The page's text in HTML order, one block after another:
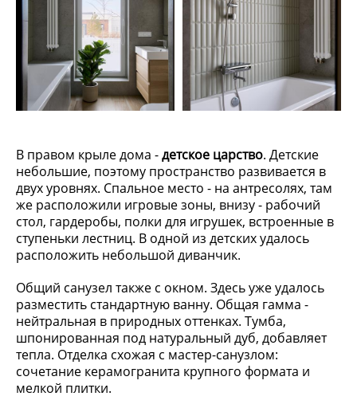
В правом крыле дома -детское царство. Детские
небольшие, поэтому пространство развивается в
двух уровнях. Спальное место - на антресолях, там
же расположили игровые зоны, внизу - рабочий
стол, гардеробы, полки для игрушек, встроенные в
ступеньки лестниц. В одной из детских удалось
расположить небольшой диванчик.
Общий санузел также с окном. Здесь уже удалось
разместить стандартную ванну. Общая гамма -
нейтральная в природных оттенках. Тумба,
шпонированная под натуральный дуб, добавляет
тепла. Отделка схожая с мастер-санузлом:
сочетание керамогранита крупного формата и
мелкой плитки.